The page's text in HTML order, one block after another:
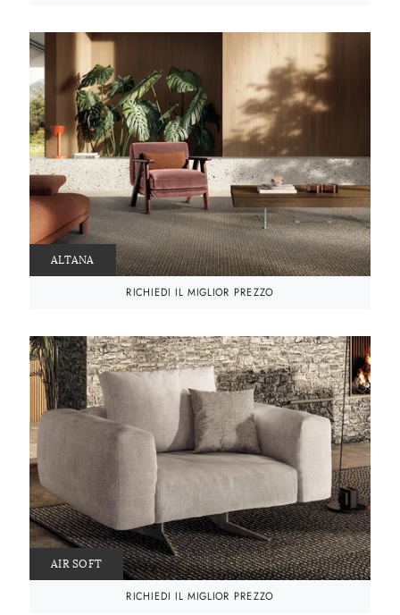
ALTANA
RICHIEDI IL MIGLIOR PREZZO
AIR SOFT
RICHIEDI IL MIGLIOR PREZZO